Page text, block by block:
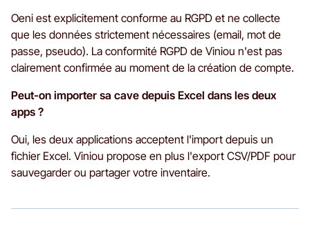
Oeni est explicitement conforme au RGPD et ne collecte
que les données strictement nécessaires (email, mot de
passe, pseudo). La conformité RGPD de Viniou n'est pas
clairement confirmée au moment de la création de compte.
Peut-on importer sa cave depuis Excel dans les deux
apps ?
Oui, les deux applications acceptent l'import depuis un
fichier Excel. Viniou propose en plus l'export CSV/PDF pour
sauvegarder ou partager votre inventaire.